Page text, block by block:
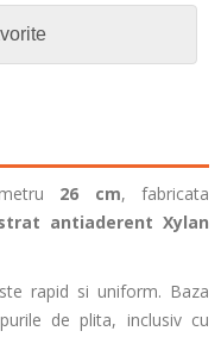
26 cm, fabricata
antiaderent Xylan
rapid si uniform. Baza
de plita, inclusiv cu